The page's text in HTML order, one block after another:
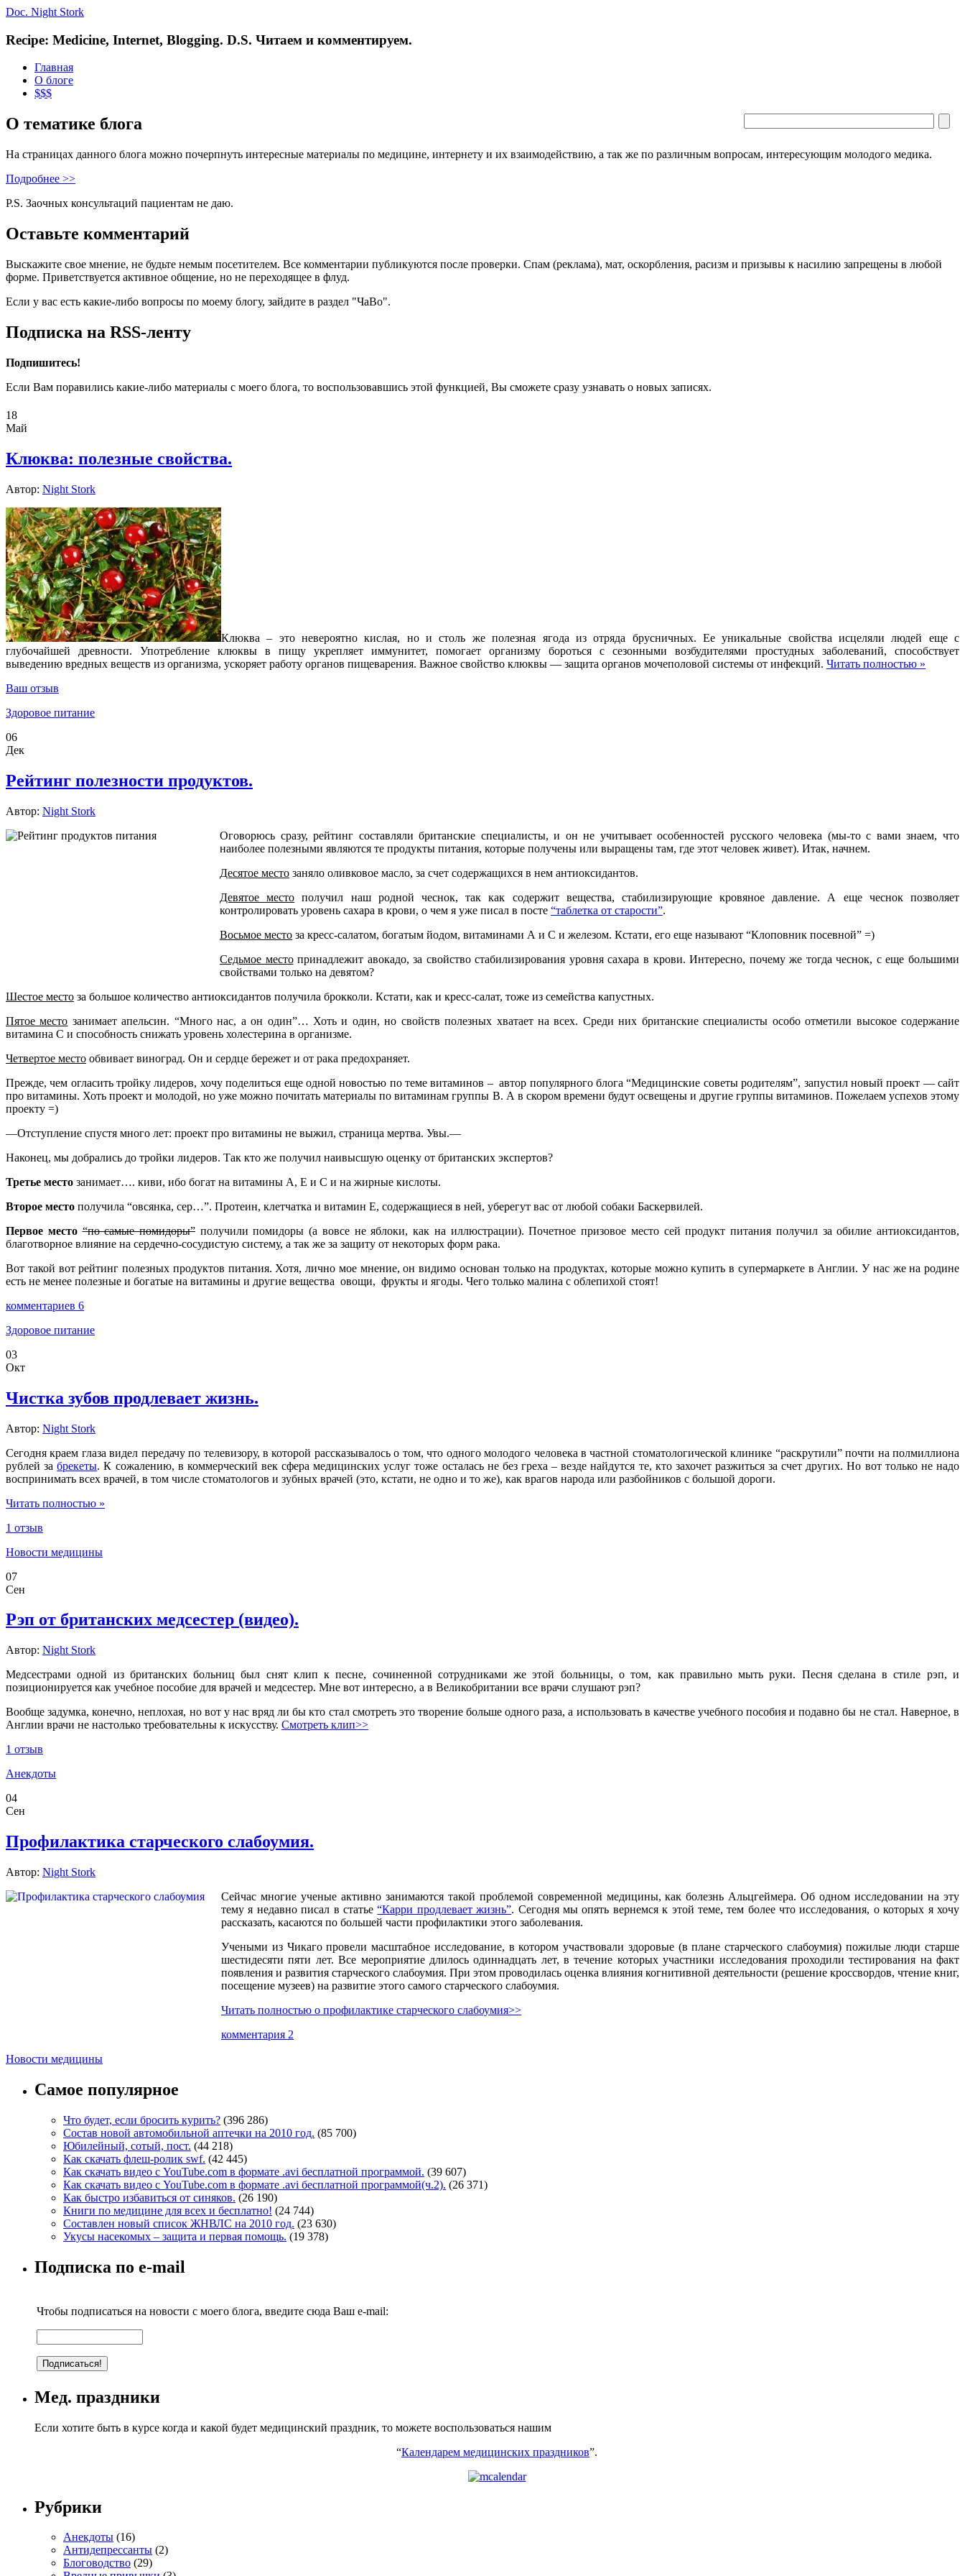
Doc. Night Stork
Recipe: Medicine, Internet, Blogging. D.S. Читаем и комментируем.
Главная
О блоге
$$$
О тематике блога
На страницах данного блога можно почерпнуть интересные материалы по медицине, интернету и их взаимодействию, а так же по различным вопросам, интересующим молодого медика.
Подробнее >>
P.S. Заочных консультаций пациентам не даю.
Оставьте комментарий
Выскажите свое мнение, не будьте немым посетителем. Все комментарии публикуются после проверки. Спам (реклама), мат, оскорбления, расизм и призывы к насилию запрещены в любой
форме. Приветствуется активное общение, но не переходящее в флуд.
Если у вас есть какие-либо вопросы по моему блогу, зайдите в раздел "ЧаВо".
Подписка на RSS-ленту
Подпишитесь!
Если Вам поравились какие-либо материалы с моего блога, то воспользовавшись этой функцией, Вы сможете сразу узнавать о новых записях.
18
Май
Клюква: полезные свойства.
Автор: Night Stork
Клюква – это невероятно кислая, но и столь жеполезная ягода из отряда брусничных. Ее уникальные свойства исцеляли людей еще с
глубочайшей древности. Употребление клюквы в пищу укрепляет иммунитет, помогает организму бороться с сезонными возбудителями простудных заболеваний, способствует
выведению вредных веществ из организма, ускоряет работу органов пищеварения. Важное свойство клюквы — защита органов мочеполовой системы от инфекций. Читать полностью »
Ваш отзыв
Здоровое питание
06
Дек
Рейтинг полезности продуктов.
Автор: Night Stork
Оговорюсь сразу, рейтинг составляли британские специалисты, и он не учитывает особенностей русского человека (мы-то с вами знаем, что
наиболее полезными являются те продукты питания, которые получены или выращены там, где этот человек живет). Итак, начнем.
Десятое место заняло оливковое масло, за счет содержащихся в нем антиоксидантов.
Девятое место получил наш родной чеснок, так как содержит вещества, стабилизирующие кровяное давление. А еще чеснок позволяет
контролировать уровень сахара в крови, о чем я уже писал в посте “таблетка от старости”.
Восьмое место за кресс-салатом, богатым йодом, витаминами А и С и железом. Кстати, его еще называют “Клоповник посевной” =)
Седьмое местопринадлежит авокадо, за свойство стабилизирования уровня сахара в крови. Интересно, почему же тогда чеснок, с еще большими
свойствами только на девятом?
Шестое место за большое количество антиоксидантов получила брокколи. Кстати, как и кресс-салат, тоже из семейства капустных.
Пятое место занимает апельсин. “Много нас, а он один”… Хоть и один, но свойств полезных хватает на всех. Среди них британские специалисты особо отметили высокое содержание
витамина С и способность снижать уровень холестерина в организме.
Четвертое место обвивает виноград. Он и сердце бережет и от рака предохраняет.
Прежде, чем огласить тройку лидеров, хочу поделиться еще одной новостью по теме витаминов – автор популярного блога “Медицинские советы родителям”, запустил новый проект — сайт
про витамины. Хоть проект и молодой, но уже можно почитать материалы по витаминам группы В. А в скором времени будут освещены и другие группы витаминов. Пожелаем успехов этому
проекту =)
—Отступление спустя много лет: проект про витамины не выжил, страница мертва. Увы.—
Наконец, мы добрались до тройки лидеров. Так кто же получил наивысшую оценку от британских экспертов?
Третье место занимает…. киви, ибо богат на витамины А, Е и С и на жирные кислоты.
Второе место получила “овсянка, сер…”. Протеин, клетчатка и витамин Е, содержащиеся в ней, уберегут вас от любой собаки Баскервилей.
Первое место “по самые помидоры”получили помидоры (а вовсе не яблоки, как на иллюстрации). Почетное призовое место сей продукт питания получил за обилие антиоксидантов,
благотворное влияние на сердечно-сосудистую систему, а так же за защиту от некоторых форм рака.
Вот такой вот рейтинг полезных продуктов питания. Хотя, лично мое мнение, он видимо основан только на продуктах, которые можно купить в супермаркете в Англии. У нас же на родине
есть не менее полезные и богатые на витамины и другие вещества овощи, фрукты и ягоды. Чего только малина с облепихой стоят!
комментариев 6
Здоровое питание
03
Окт
Чистка зубов продлевает жизнь.
Автор: Night Stork
Сегодня краем глаза видел передачу по телевизору, в которой рассказывалось о том, что одного молодого человека в частной стоматологической клинике “раскрутили” почти на полмиллиона
рублей забрекеты. К сожалению, в коммерческий век сфера медицинских услуг тоже осталась не без греха – везде найдутся те, кто захочет разжиться за счет других. Но вот только не надо
воспринимать всех врачей, в том числе стоматологов и зубных врачей (это, кстати, не одно и то же), как врагов народа или разбойников с большой дороги.
Читать полностью »
1 отзыв
Новости медицины
07
Сен
Рэп от британских медсестер (видео).
Автор: Night Stork
Медсестрами одной из британских больниц был снят клип к песне, сочиненной сотрудниками же этой больницы, о том, как правильно мыть руки. Песня сделана в стиле рэп, и
позиционируется как учебное пособие для врачей и медсестер. Мне вот интересно, а в Великобритании все врачи слушают рэп?
Вообще задумка, конечно, неплохая, но вот у нас вряд ли бы кто стал смотреть это творение больше одного раза, а использовать в качестве учебного пособия и подавно бы не стал. Наверное, в
Англии врачи не настолько требовательны к искусству. Смотреть клип>>
1 отзыв
Анекдоты
04
Сен
Профилактика старческого слабоумия.
Автор: Night Stork
Сейчас многие ученые активно занимаются такой проблемой современной медицины, как болезнь Альцгеймера. Об одном исследовании на эту
тему я недавно писал в статье“Карри продлевает жизнь”. Сегодня мы опять вернемся к этой теме, тем более что исследования, о которых я хочу
рассказать, касаются по большей части профилактики этого заболевания.
Учеными из Чикаго провели масштабное исследование, в котором участвовали здоровые (в плане старческого слабоумия) пожилые люди старше
шестидесяти пяти лет. Все мероприятие длилось одиннадцать лет, в течение которых участники исследования проходили тестирования на факт
появления и развития старческого слабоумия. При этом проводилась оценка влияния когнитивной деятельности (решение кроссвордов, чтение книг,
посещение музеев) на развитие этого самого старческого слабоумия.
Читать полностью о профилактике старческого слабоумия>>
комментария 2
Новости медицины
Самое популярное
Что будет, если бросить курить? (396 286)
Состав новой автомобильной аптечки на 2010 год. (85 700)
Юбилейный, сотый, пост. (44 218)
Как скачать флеш-ролик swf. (42 445)
Как скачать видео с YouTube.com в формате .avi бесплатной программой. (39 607)
Как скачать видео с YouTube.com в формате .avi бесплатной программой(ч.2). (26 371)
Как быстро избавиться от синяков. (26 190)
Книги по медицине для всех и бесплатно! (24 744)
Составлен новый список ЖНВЛС на 2010 год. (23 630)
Укусы насекомых – защита и первая помощь. (19 378)
Подписка по e-mail
Чтобы подписаться на новости с моего блога, введите сюда Ваш e-mail:
Мед. праздники
Если хотите быть в курсе когда и какой будет медицинский праздник, то можете воспользоваться нашим
“Календарем медицинских праздников”.
Рубрики
Анекдоты (16)
Антидепрессанты (2)
Блоговодство (29)